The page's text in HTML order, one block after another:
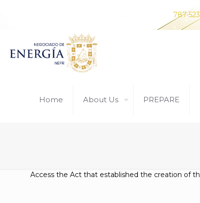
787-
Home About Us PREPARE
Access the Act that established the creation of